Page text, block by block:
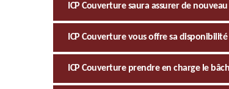
ICP Couverture saura assurer de
ICP Couverture vous offre sa
ICP Couverture prendre en charge le